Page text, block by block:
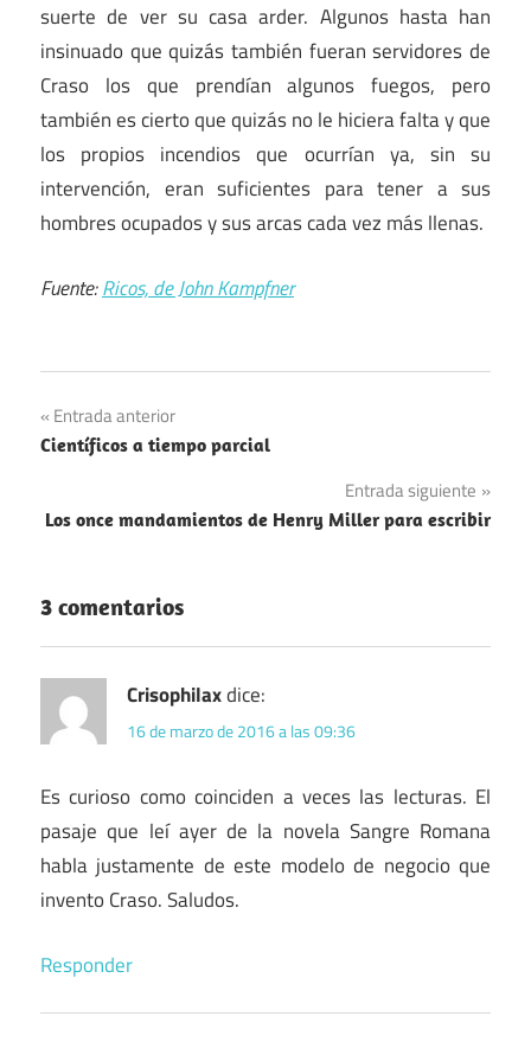
suerte de ver su casa arder. Algunos hasta han
insinuado que quizás también fueran servidores de
Craso los que prendían algunos fuegos, pero
también es cierto que quizás no le hiciera falta y que
los propios incendios que ocurrían ya, sin su
intervención, eran suficientes para tener a sus
hombres ocupados y sus arcas cada vez más llenas.
Fuente:Ricos, de John Kampfner
Navegación
de
entradas
Entrada anterior
Científicos a tiempo parcial
Entrada siguiente
Los once mandamientos de Henry Miller para escribir
3 comentarios
Crisophilaxdice:
16 de marzo de 2016 a las 09:36
Es curioso como coinciden a veces las lecturas. El
pasaje que leí ayer de la novela Sangre Romana
habla justamente de este modelo de negocio que
invento Craso. Saludos.
Responder